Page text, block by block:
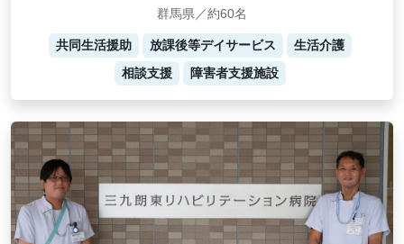
群馬県／約60名
共同生活援助 放課後等デイサービス
生活介護
相談支援
障害者支援施設